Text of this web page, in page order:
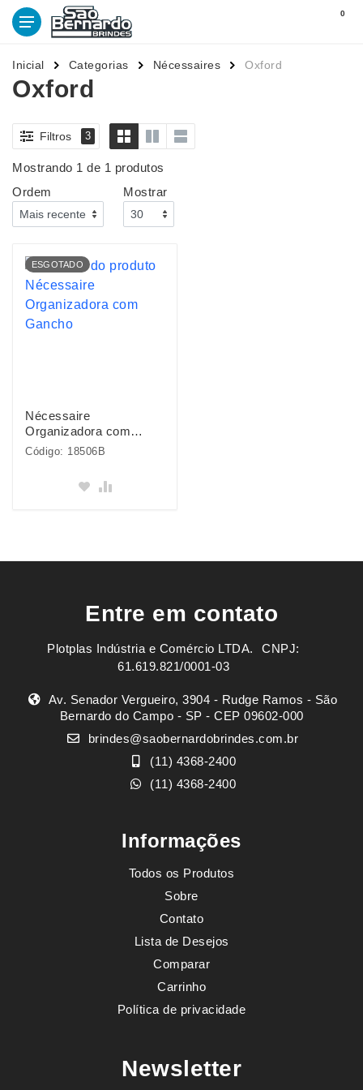
0
Inicial Categorias Nécessaires Oxford
Oxford
Filtros 3
Mostrando 1 de 1 produtos
Ordem
Mostrar
ESGOTADO
Nécessaire
Organizadora com
Gancho
Código: 18506B
Entre em contato
Plotplas Indústria e Comércio LTDA. ㅤㅤㅤ CNPJ:
61.619.821/0001-03
Av. Senador Vergueiro, 3904 - Rudge Ramos - São
Bernardo do Campo - SP - CEP 09602-000
brindes@saobernardobrindes.com.br
(11) 4368-2400
(11) 4368-2400
Informações
Todos os Produtos
Sobre
Contato
Lista de Desejos
Comparar
Carrinho
Política de privacidade
Newsletter